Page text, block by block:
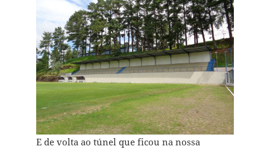
E de volta ao túnel que ficou na nossa